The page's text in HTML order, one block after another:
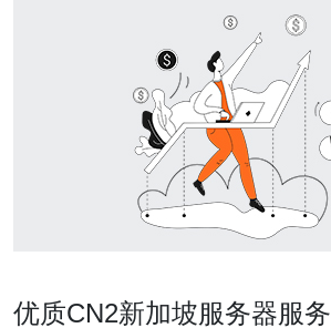
优质CN2新加坡服务器服务